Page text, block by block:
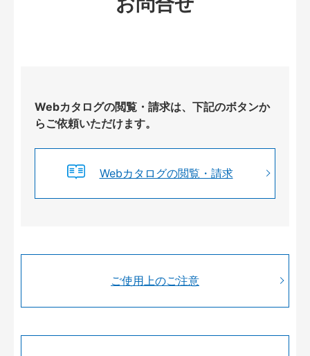
Webカタログの閲覧・請求は、下記のボタンか
らご依頼いただけます。
Webカタログの閲覧・請求
ご使用上のご注意